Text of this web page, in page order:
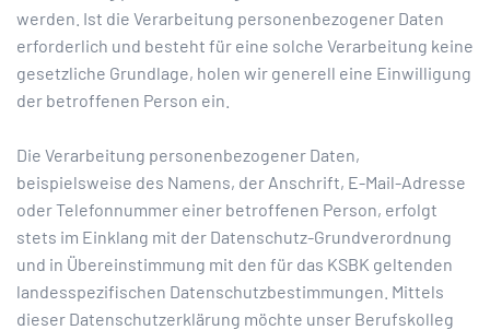
werden. Ist die Verarbeitung personenbezogener Daten
erforderlich und besteht für eine solche Verarbeitung keine
gesetzliche Grundlage, holen wir generell eine Einwilligung
der betroffenen Person ein.
Die Verarbeitung personenbezogener Daten,
beispielsweise des Namens, der Anschrift, E-Mail-Adresse
oder Telefonnummer einer betroffenen Person, erfolgt
stets im Einklang mit der Datenschutz-Grundverordnung
und in Übereinstimmung mit den für das KSBK geltenden
landesspezifischen Datenschutzbestimmungen. Mittels
dieser Datenschutzerklärung möchte unser Berufskolleg